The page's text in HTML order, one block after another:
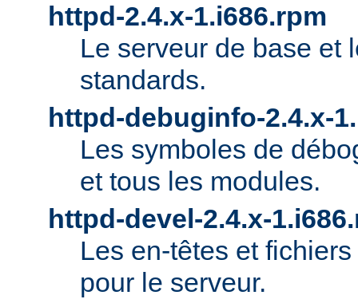
httpd-2.4.x-1.i686.rpm
Le serveur de base et
standards.
httpd-debuginfo-2.4.x-
Les symboles de
et tous les modules.
httpd-devel-2.4.x-
Les en-têtes et
pour le serveur.